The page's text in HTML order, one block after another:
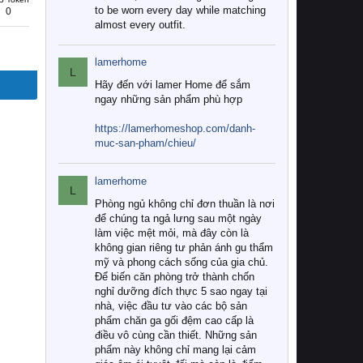
0
to be worn every day while matching
almost every outfit.
L
lamerhome
Hãy đến với lamer Home để sắm
ngay những sản phẩm phù hợp
https://lamerhomeshop.com/danh-
muc-san-pham/chieu/
L
lamerhome
Phòng ngủ không chỉ đơn thuần là nơi
để chúng ta ngả lưng sau một ngày
làm việc mệt mỏi, mà đây còn là
không gian riêng tư phản ánh gu thẩm
mỹ và phong cách sống của gia chủ.
Để biến căn phòng trở thành chốn
nghỉ dưỡng đích thực 5 sao ngay tại
nhà, việc đầu tư vào các bộ sản
phẩm chăn ga gối đệm cao cấp là
điều vô cùng cần thiết. Những sản
phẩm này không chỉ mang lại cảm